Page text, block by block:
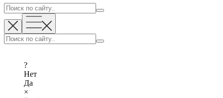
?
Нет
Да
×